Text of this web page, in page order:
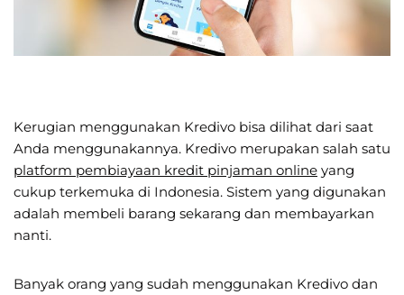
Kerugian menggunakan Kredivo bisa dilihat dari saat
Anda menggunakannya. Kredivo merupakan salah satu
platform pembiayaan kredit pinjaman online yang
cukup terkemuka di Indonesia. Sistem yang digunakan
adalah membeli barang sekarang dan membayarkan
nanti.
Banyak orang yang sudah menggunakan Kredivo dan